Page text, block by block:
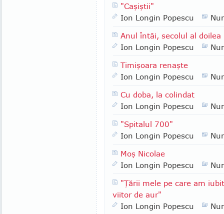
"Caşiştii"
Ion Longin Popescu
Anul întâi, secolul al doilea
Ion Longin Popescu
Timişoara renaşte
Ion Longin Popescu
Cu doba, la colindat
Ion Longin Popescu
"Spitalul 700"
Ion Longin Popescu
Moş Nicolae
Ion Longin Popescu
"Ţării mele pe care am
viitor de aur"
Ion Longin Popescu